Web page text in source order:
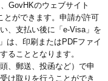
GovHKのウェブサイト
とができます。申請が許可
、支払い後に「e-Visa」を
は、印刷またはPDFファイ
ることとなります。
、郵送、投函など）で申
け取りを行うことができ